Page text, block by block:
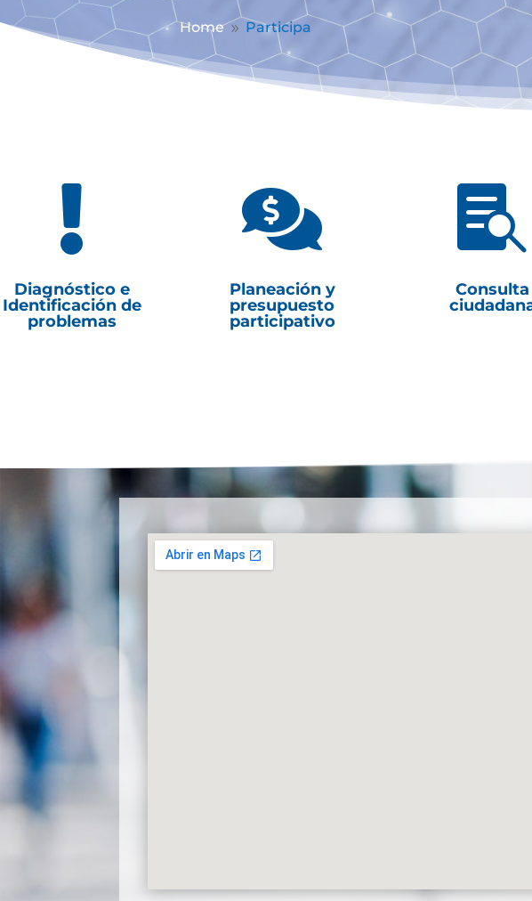
Home 9 Participa

Diagnóstico e
Identificación de
problemas

Planeación y
presupuesto
participativo

Consulta